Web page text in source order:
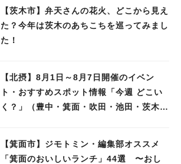
【茨木市】弁天さんの花火、どこから見え
た？今年は茨木のあちこちを巡ってみまし
た！
【北摂】8月1日～8月7日開催のイベン
ト・おすすめスポット情報「今週 どこい
く？」（豊中・箕面・吹田・池田・茨木・
【箕面市】ジモトミン・編集部オススメ
「箕面のおいしいランチ」44選 〜おし